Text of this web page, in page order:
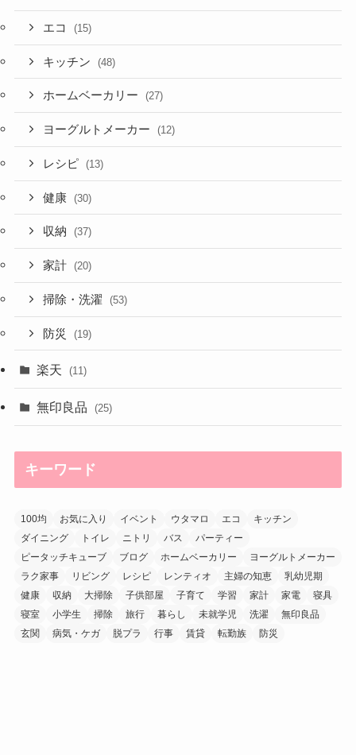
エコ (15)
キッチン (48)
ホームベーカリー (27)
ヨーグルトメーカー (12)
レシピ (13)
健康 (30)
収納 (37)
家計 (20)
掃除・洗濯 (53)
防災 (19)
楽天 (11)
無印良品 (25)
キーワード
100均 お気に入り イベント ウタマロ エコ
キッチン
ダイニング
トイレ ニトリ バス
パーティー
ピータッチキューブ
ブログ ホームベーカリー
ヨーグルトメーカー
ラク家事
リビング レシピ レンティオ 主婦の知恵
乳幼児期
健康
収納 大掃除 子供部屋 子育て 学習 家計 家電
寝具
寝室
小学生 掃除 旅行 暮らし 未就学児 洗濯
無印良品
玄関
病気・ケガ 脱プラ 行事 賃貸 転勤族 防災